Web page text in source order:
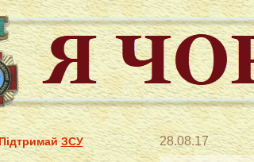
28.08.17
ПідтримайЗСУ